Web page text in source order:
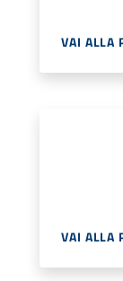
VAI ALLA
VAI ALLA